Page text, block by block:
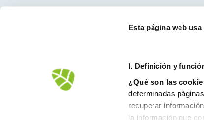
Esta página web usa
I. Definición y
¿Qué son las
determinadas
recuperar
la información que